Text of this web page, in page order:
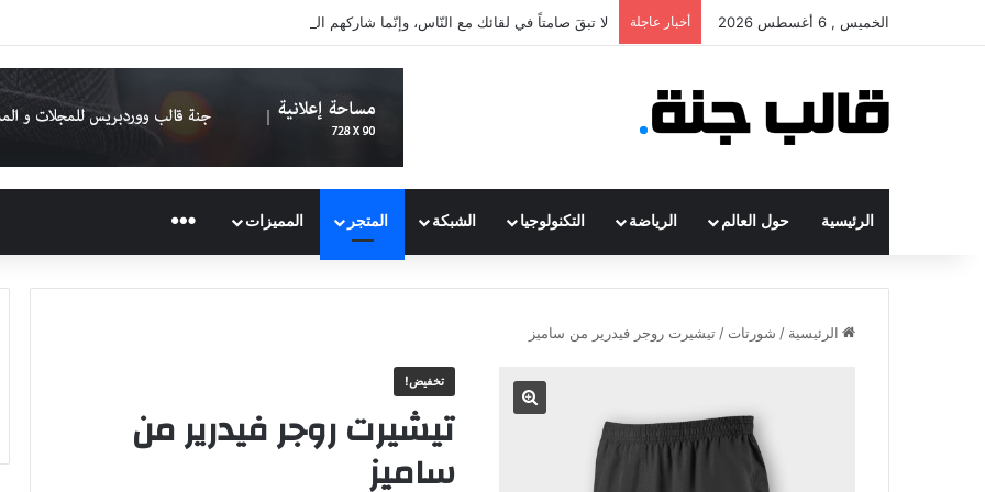
الخميس , 6 أغسطس 2026 أخبار عاجلة لا تبقَ صامتاً في لقائك مع النّاس، وإنّما شاركهم الحديث
الرئيسية حول العالم الرياضة التكنولوجيا الشبكة المتجر المميزات المزيد
الرئيسية / شورتات / تيشيرت روجر فيدرير من ساميز
تخفيض!
تيشيرت روجر فيدرير من
ساميز